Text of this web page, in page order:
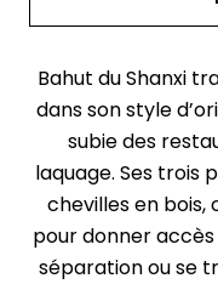
Bahut du Shanxi
dans son style
subie des
laquage. Ses trois
chevilles en bois,
pour donner
séparation ou se